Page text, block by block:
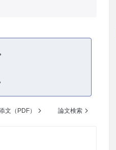
文（PDF） 論文検索